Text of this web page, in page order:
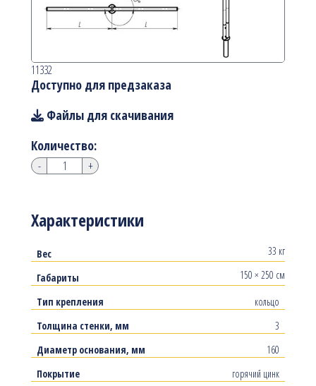
Характеристики
Вес
33 кг
Габариты
150 × 250 см
Тип крепления
кольцо
Толщина стенки, мм
3
Диаметр основания, мм
160
Покрытие
горячий цинк
11332
Доступно для предзаказа
Файлы для скачивания
Количество:
- +